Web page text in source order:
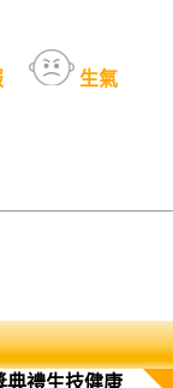
生氣
典禮生技健康